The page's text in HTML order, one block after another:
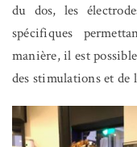
du dos, les
spécifiques
manière, il est
des stimulations et